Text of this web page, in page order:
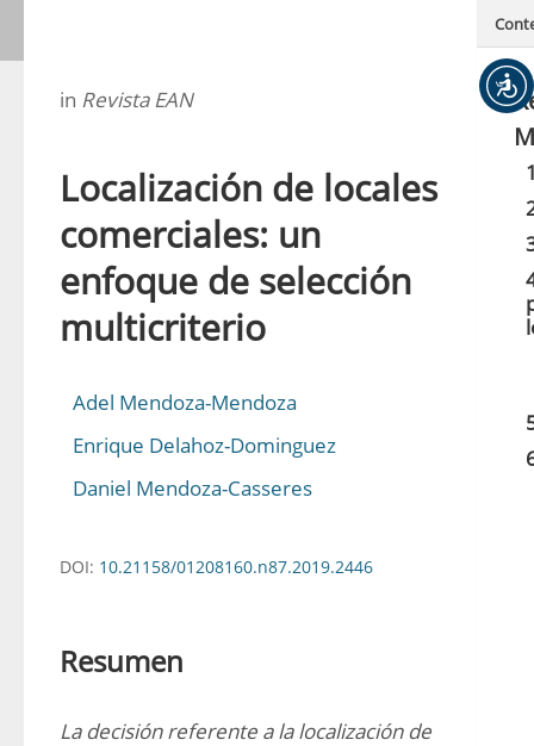
in Revista EAN
Localización de locales
comerciales: un
enfoque de selección
multicriterio
Adel Mendoza-Mendoza
Enrique Delahoz-Dominguez
Daniel Mendoza-Casseres
DOI: 10.21158/01208160.n87.2019.2446
Resumen
La decisión referente a la localización de